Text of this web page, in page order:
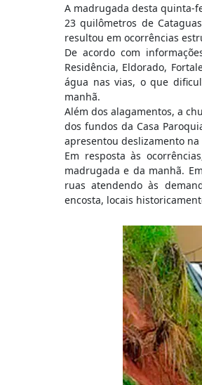
A madrugada desta quinta-
23 quilômetros de
resultou em ocorrências
De acordo com
Residência, Eldorado,
água nas vias, o que
manhã.
Além dos alagamentos, a
dos fundos da Casa
apresentou deslizamento
Em resposta às
madrugada e da manhã.
ruas atendendo às
encosta, locais